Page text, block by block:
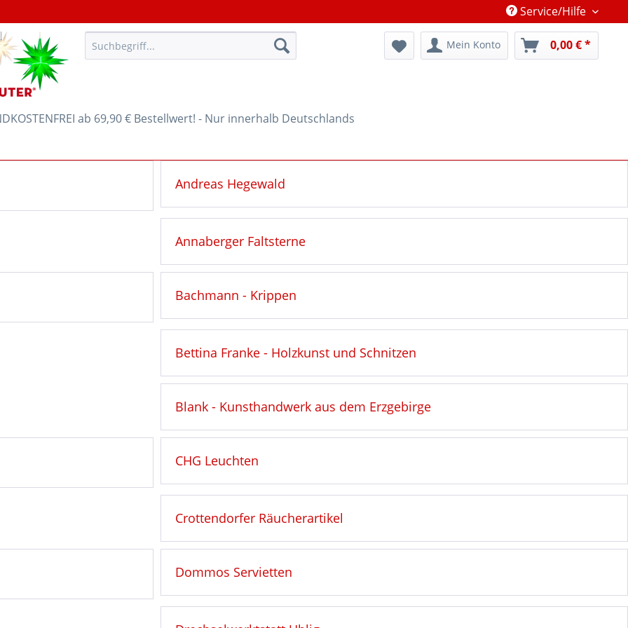
Service/Hilfe
Mein Konto 0,00 € *
ab 69,90 € Bestellwert! - Nur innerhalb Deutschlands
Andreas Hegewald
Annaberger Faltsterne
Bachmann - Krippen
Bettina Franke - Holzkunst und Schnitzen
Blank - Kunsthandwerk aus dem Erzgebirge
CHG Leuchten
Crottendorfer Räucherartikel
Dommos Servietten